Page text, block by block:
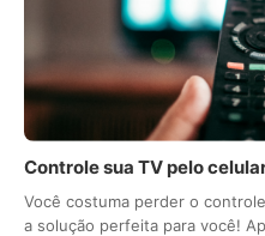
Controle sua TV pelo
Você costuma perder o
a solução perfeita para você!